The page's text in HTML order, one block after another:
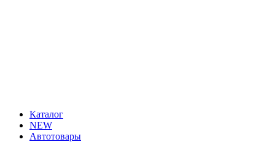
Каталог
NEW
Автотовары